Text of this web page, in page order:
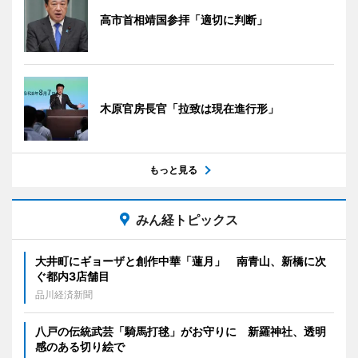
高市首相靖国参拝「適切に判断」
木原官房長官「拉致は現在進行形」
もっと見る
みん経トピックス
大井町にギョーザと創作中華「蓮月」 南青山、新橋に次
ぐ都内3店舗目
品川経済新聞
八戸の伝統武芸「騎馬打毬」がお守りに 新羅神社、透明
感のある切り絵で